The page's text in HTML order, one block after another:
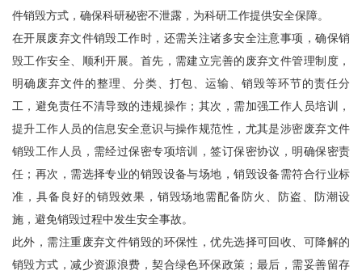
件销毁方式，确保科研秘密不泄露，为科研工作提供安全保障。
在开展废弃文件销毁工作时，还需关注诸多安全注意事项，确保销
毁工作安全、顺利开展。首先，需建立完善的废弃文件管理制度，
明确废弃文件的整理、分类、打包、运输、销毁等环节的责任分
工，避免责任不清导致的违规操作；其次，需加强工作人员培训，
提升工作人员的信息安全意识与操作规范性，尤其是涉密废弃文件
销毁工作人员，需经过保密专项培训，签订保密协议，明确保密责
任；再次，需选择专业的销毁设备与场地，销毁设备需符合行业标
准，具备良好的销毁效果，销毁场地需配备防火、防盗、防潮设
施，避免销毁过程中发生安全事故。
此外，需注重废弃文件销毁的环保性，优先选择可回收、可降解的
销毁方式，减少资源浪费，契合绿色环保政策；最后，需妥善留存